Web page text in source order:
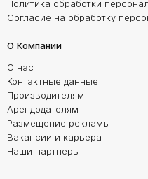
Политика обработки
Согласие на обработку
О Компании
О нас
Контактные данные
Производителям
Арендодателям
Размещение рекламы
Вакансии и карьера
Наши партнеры